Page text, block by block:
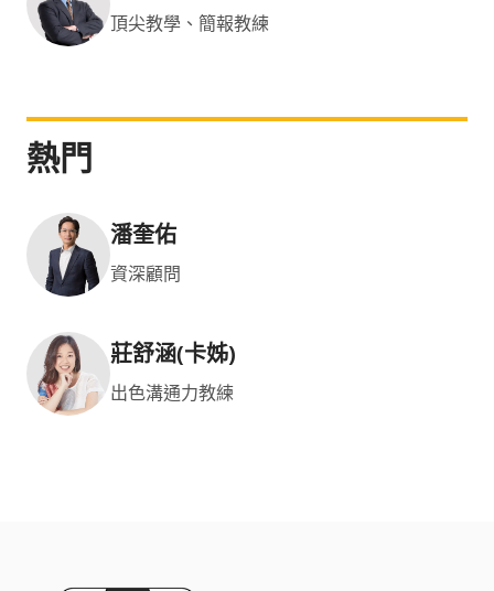
頂尖教學、簡報教練
熱門
潘奎佑
資深顧問
莊舒涵(卡姊)
出色溝通力教練